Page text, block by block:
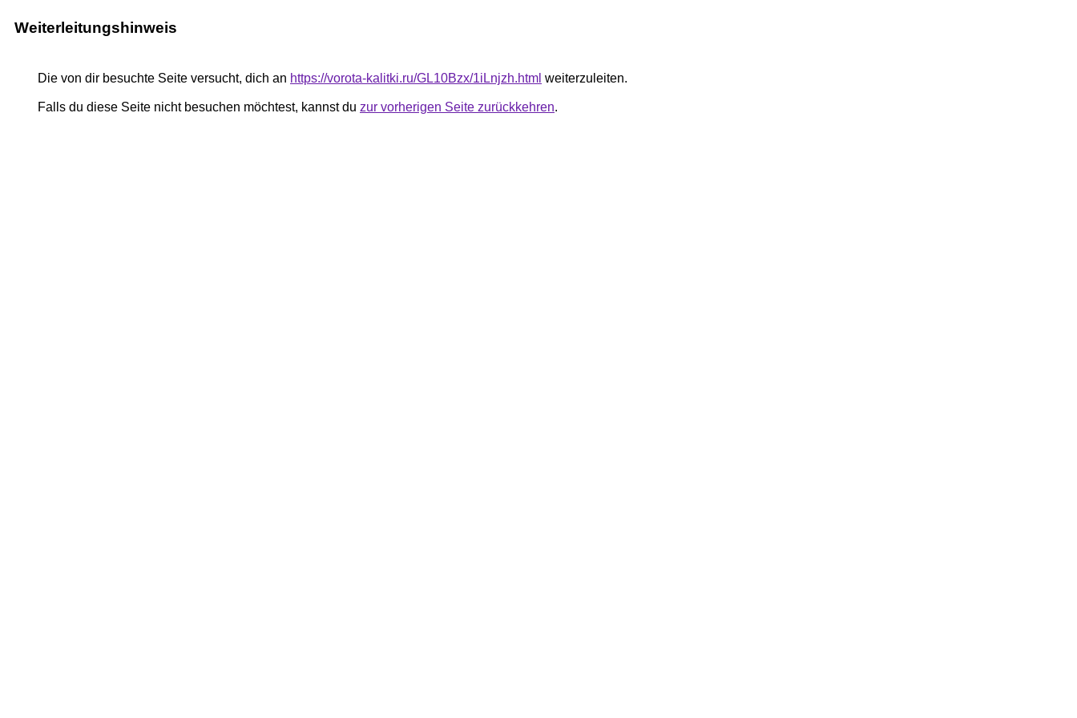
Weiterleitungshinweis
Die von dir besuchte Seite versucht, dich an https://vorota-kalitki.ru/GL10Bzx/1iLnjzh.html weiterzuleiten.
Falls du diese Seite nicht besuchen möchtest, kannst du zur vorherigen Seite zurückkehren.